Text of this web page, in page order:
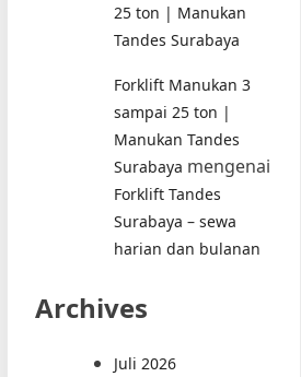
25 ton | Manukan
Tandes Surabaya
Forklift Manukan 3
sampai 25 ton |
Manukan Tandes
Surabaya mengenai
Forklift Tandes
Surabaya – sewa
harian dan bulanan
Archives
Juli 2026